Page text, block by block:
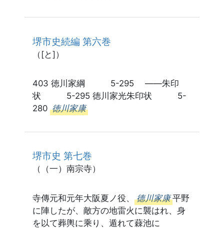
堺市史続編 第六巻
（[と]）
403 徳川家綱 5-295 ――朱印
状 5-295 徳川家光朱印状 5-
280 徳川家康
堺市史 第七巻
（（一）南宗寺）
寺傳元和元年大阪夏ノ役、 德川家康 平野
に陣したが、敵方の地雷火に襲はれ、身
を以て葬輿に乘り、遁れて蕀池に